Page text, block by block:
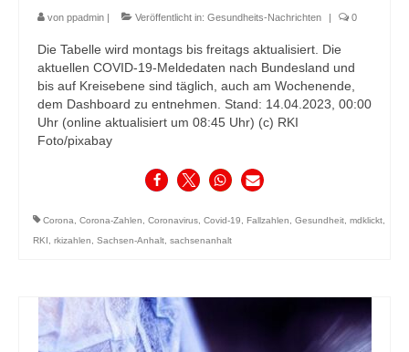
von ppadmin Veröffentlicht in: Gesundheits-Nachrichten 0
Die Tabelle wird montags bis freitags aktualisiert. Die
aktuellen COVID-19-Meldedaten nach Bundesland und
bis auf Kreisebene sind täglich, auch am Wochenende,
dem Dashboard zu entnehmen. Stand: 14.04.2023, 00:00
Uhr (online aktualisiert um 08:45 Uhr) (c) RKI
Foto/pixabay
Corona, Corona-Zahlen, Coronavirus, Covid-19, Fallzahlen, Gesundheit, mdklickt,
RKI , rkizahlen, Sachsen-Anhalt, sachsenanhalt